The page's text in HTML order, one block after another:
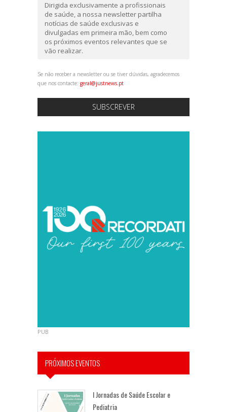
Dirigida exclusivamente a profissionais
de saúde, a nossa newsletter partilha
notícias de saúde exclusivas e
divulgadas em primeira mão, bem como
os próximos eventos relevantes que se
vão realizar.
Se não receber a newsletter ou se tiver dúvidas, agradecemos
que nos contacte: geral@justnews.pt
SUBSCREVER
PUB
PRÓXIMOS EVENTOS
I Jornadas de Saúde Escolar e
Pediatria